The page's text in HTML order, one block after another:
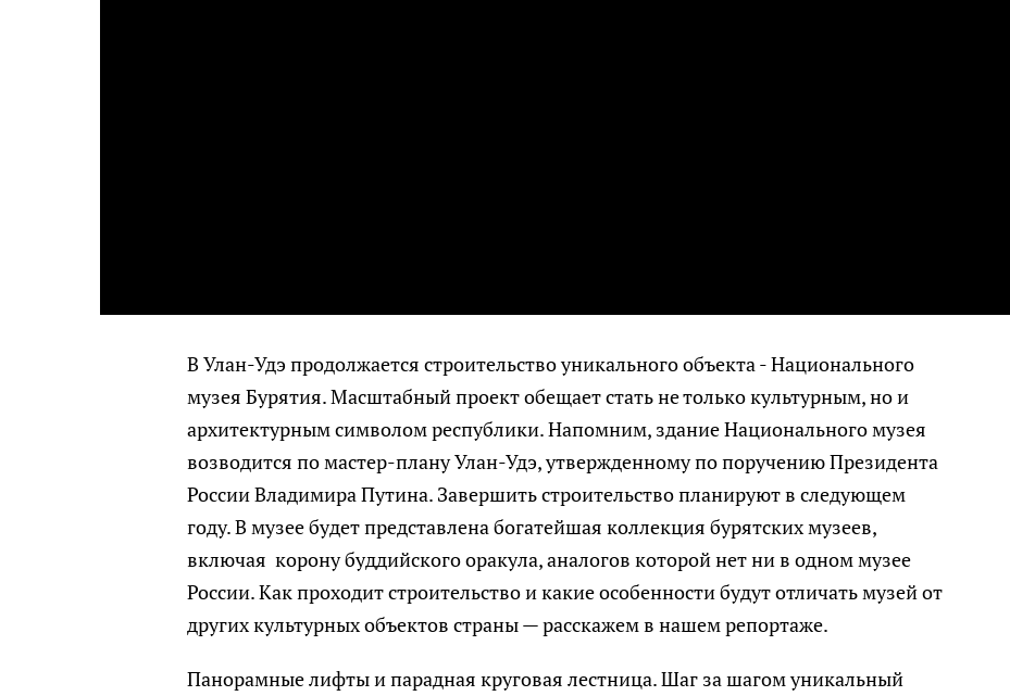
В Улан-Удэ продолжается строительство уникального объекта - Национального
музея Бурятия. Масштабный проект обещает стать не только культурным, но и
архитектурным символом республики. Напомним, здание Национального музея
возводится по мастер-плану Улан-Удэ, утвержденному по поручению Президента
России Владимира Путина. Завершить строительство планируют в следующем
году. В музее будет представлена богатейшая коллекция бурятских музеев,
включая корону буддийского оракула, аналогов которой нет ни в одном музее
России. Как проходит строительство и какие особенности будут отличать музей от
других культурных объектов страны — расскажем в нашем репортаже.
Панорамные лифты и парадная круговая лестница. Шаг за шагом уникальный